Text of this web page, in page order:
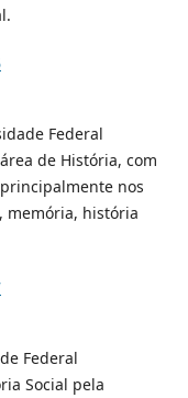
Federal
de História, com
nos
memória, história
Federal
Social pela